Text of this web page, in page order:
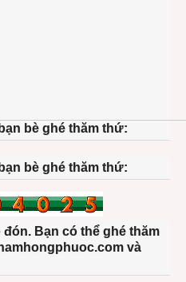
bè ghé thăm thứ:
bè ghé thăm thứ:
Bạn có thể ghé thăm
và